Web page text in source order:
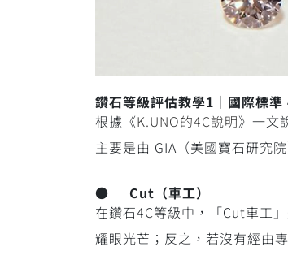
鑽石等級評估教學1｜國際標準
根據《K.UNO的4C說明》一文
主要是由 GIA（美國寶石研究
● Cut（車工）
在鑽石4C等級中，「Cut車工
耀眼光芒；反之，若沒有經由